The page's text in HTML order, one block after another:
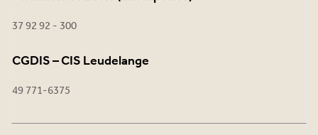
37 92 92 - 300
CGDIS – CIS Leudelange
49 771-6375